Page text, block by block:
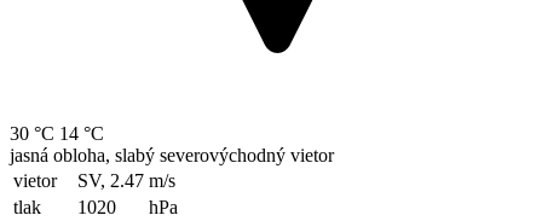
30 °C 14 °C
jasná obloha, slabý severovýchodný vietor
vietor
SV, 2.47 m/s
tlak
1020
hPa